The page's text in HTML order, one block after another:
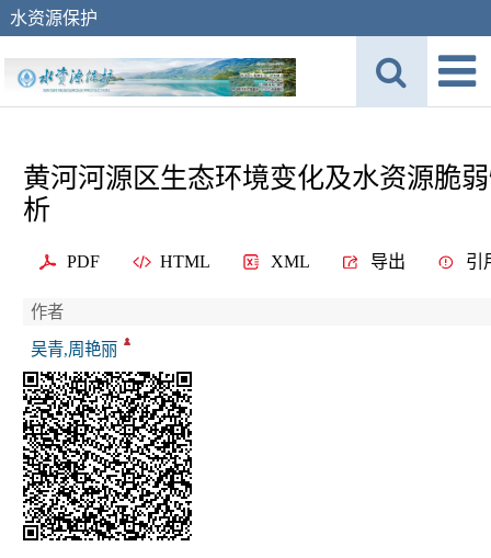
水资源保护
黄河河源区生态环境变化及水资源脆
析
PDF HTML XML 导出 引
作者
吴青,周艳丽